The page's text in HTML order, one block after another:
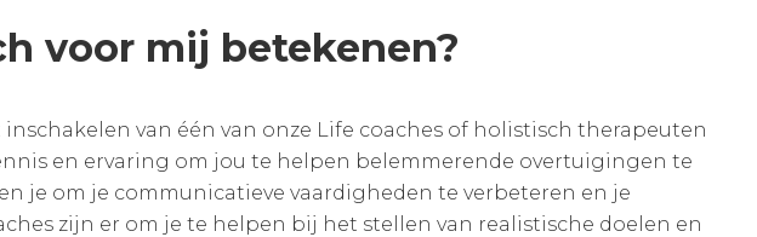
voor mij betekenen?
van één van onze Life coaches of holistisch therapeuten
en ervaring om jou te helpen belemmerende overtuigingen te
je om je communicatieve vaardigheden te verbeteren en je
zijn er om je te helpen bij het stellen van realistische doelen en